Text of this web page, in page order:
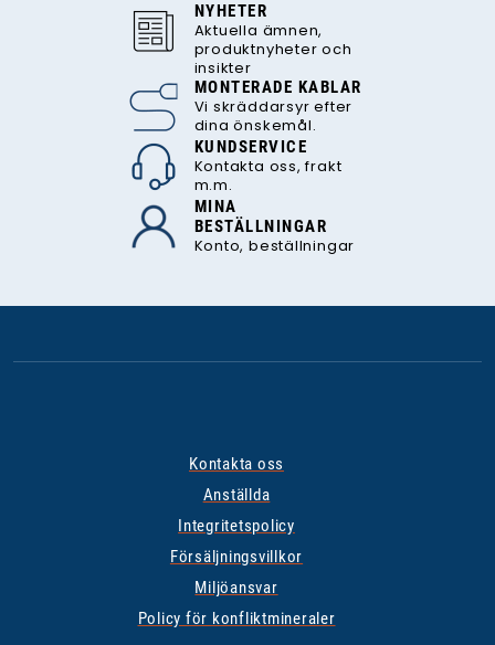
NYHETER
Aktuella ämnen,
produktnyheter och
insikter
MONTERADE KABLAR
Vi skräddarsyr efter
dina önskemål.
KUNDSERVICE
Kontakta oss, frakt
m.m.
MINA
BESTÄLLNINGAR
Konto, beställningar
Kontakta oss
Anställda
Integritetspolicy
Försäljningsvillkor
Miljöansvar
Policy för konfliktmineraler